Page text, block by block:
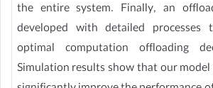
the entire system. Finally, an
developed with detailed processes
optimal computation offloading
Simulation results show that our